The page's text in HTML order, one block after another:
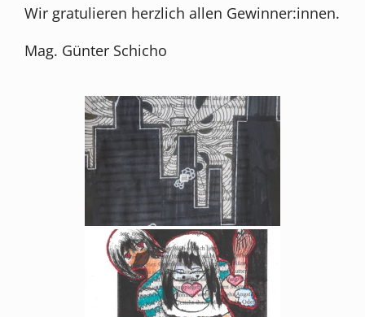
Wir gratulieren herzlich allen Gewinner:innen.
Mag. Günter Schicho